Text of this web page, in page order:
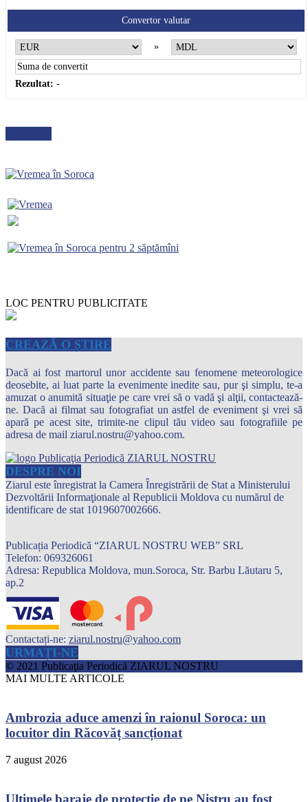
Convertor valutar
»
Rezultat: -
LOC PENTRU PUBLICITATE
CREAZĂ O ȘTIRE
Dacă ai fost martorul unor accidente sau fenomene meteorologice
deosebite, ai luat parte la evenimente inedite sau, pur şi simplu, te-a
amuzat o anumită situaţie pe care vrei să o vadă şi alţii, contactează-
ne. Dacă ai filmat sau fotografiat un astfel de eveniment şi vrei să
apară pe acest site, trimite-ne clipul tău video sau fotografiile pe
adresa de mail ziarul.nostru@yahoo.com.
DESPRE NOI
Ziarul este înregistrat la Camera Înregistrării de Stat a Ministerului
Dezvoltării Informaţionale al Republicii Moldova cu numărul de
identificare de stat 1019607002666.
Publicația Periodică “ZIARUL NOSTRU WEB” SRL
Telefon: 069326061
Adresa: Republica Moldova, mun.Soroca, Str. Barbu Lăutaru 5,
ap.2
Contactați-ne: ziarul.nostru@yahoo.com
URMAȚI-NE
© 2021 Publicaţia Periodică ZIARUL NOSTRU
MAI MULTE ARTICOLE
Ambrozia aduce amenzi în raionul Soroca: un
locuitor din Răcovăț sancționat
7 august 2026
Ultimele baraje de protecție de pe Nistru au fost